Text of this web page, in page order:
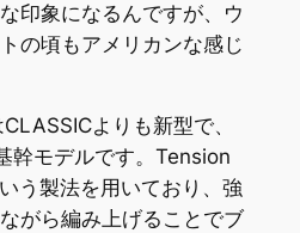
印象になるんですが、ウ
の頃もアメリカンな感じ
よりも新型で、
幹モデルです。Tension
う製法を用いており、強
がら編み上げることでブ